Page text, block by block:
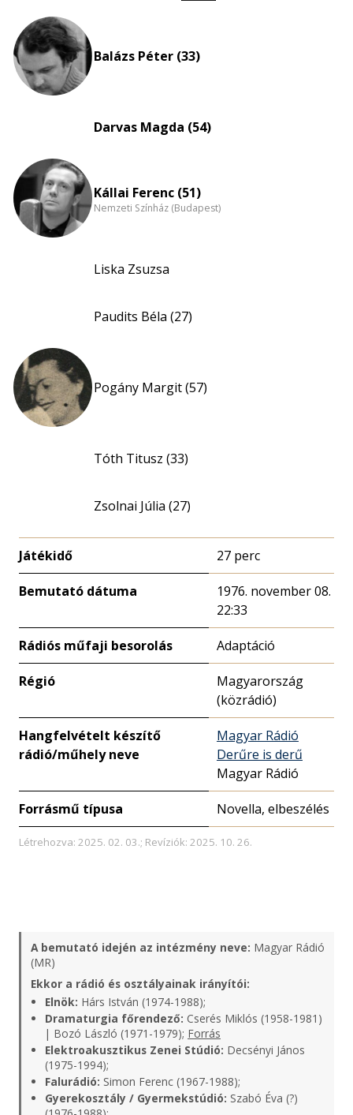
Balázs Péter (33)
Darvas Magda (54)
Kállai Ferenc (51)
Nemzeti Színház (Budapest)
Liska Zsuzsa
Paudits Béla (27)
Pogány Margit (57)
Tóth Titusz (33)
Zsolnai Júlia (27)
Játékidő 27 perc
Bemutató dátuma
1976. november 08.
22:33
Rádiós műfaji besorolás Adaptáció
Régió
Magyarország
(közrádió)
Hangfelvételt készítő
rádió/műhely neve
Magyar Rádió
Derűre is derű
Magyar Rádió
Forrásmű típusa Novella, elbeszélés
Létrehozva: 2025. 02. 03.; Revíziók: 2025. 10. 26.
A bemutató idején az intézmény neve: Magyar Rádió
(MR)
Ekkor a rádió és osztályainak irányítói:
Elnök: Hárs István (1974-1988);
Dramaturgia főrendező: Cserés Miklós (1958-1981)
| Bozó László (1971-1979); Forrás
Elektroakusztikus Zenei Stúdió: Decsényi János
(1975-1994);
Falurádió: Simon Ferenc (1967-1988);
Gyerekosztály / Gyermekstúdió: Szabó Éva (?)